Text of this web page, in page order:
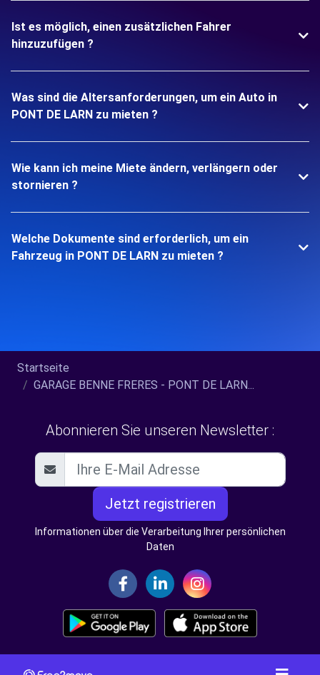
Ist es möglich, einen zusätzlichen Fahrer
hinzuzufügen ?
Was sind die Altersanforderungen, um ein Auto in
PONT DE LARN zu mieten ?
Wie kann ich meine Miete ändern, verlängern oder
stornieren ?
Welche Dokumente sind erforderlich, um ein
Fahrzeug in PONT DE LARN zu mieten ?
Startseite
GARAGE BENNE FRERES - PONT DE LARN...
Abonnieren Sie unseren Newsletter :
Jetzt registrieren
Informationen über die Verarbeitung Ihrer persönlichen
Daten